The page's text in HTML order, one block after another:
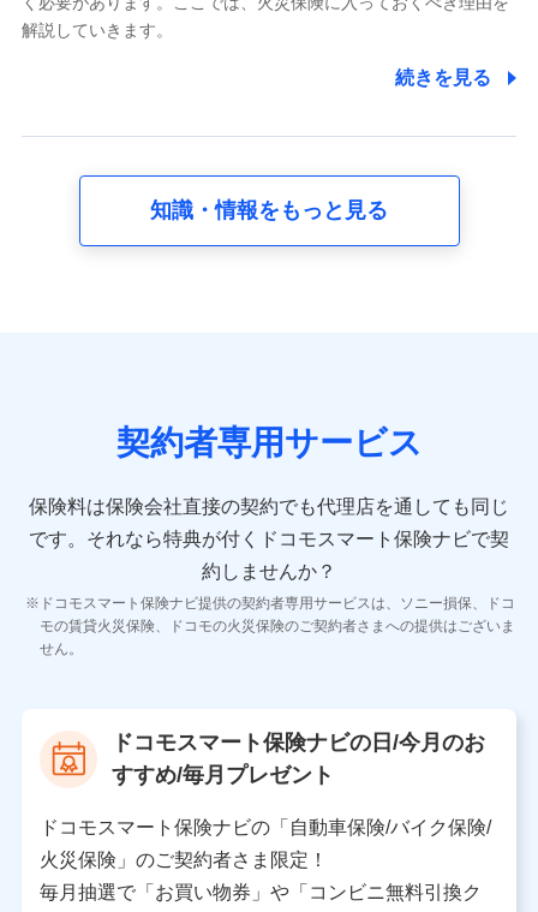
採用選考および入社手続を実施するため
8.取引先個人情報
取引先としての選定業務、営業情報の提供業務、契約締結手
10.受託業務の 個人情報
11.マイカー通勤管理クラウド並びに法人向けASPサー
ビスに関してのお問い合わせ情報
各種お問い合わせに対応するため
当社のサービスに関する情報提供や、皆様に有用なお知らせ
をお送りするため
当社の対応品質向上やお問い合わせ内容の正確な把握のため
個人情報保護管理者の職名、連絡先
〒103-0013 東京都中央区日本橋人形町2-14-10 アー
バンネット日本橋ビル 3F
株式会社ドコモ・インシュアランス
解説していきます。
続きを見る
知識・情報をもっと見る
契約者専用サービス
保険料は保険会社直接の契約でも代理店を通しても同じ
です。 それなら特典が付くドコモスマート保険ナビで契
約しませんか？
ドコモスマート保険ナビ提供の契約者専用サービスは、ソニー損保、ドコ
モの賃貸火災保険、ドコモの火災保険のご契約者さまへの提供はございま
せん。
ドコモスマート保険ナビの日/今月のお
すすめ/毎月プレゼント
ドコモスマート保険ナビの「自動車保険/バイク保険/
火災保険」のご契約者さま限定！
毎月抽選で「お買い物券」や「コンビニ無料引換ク